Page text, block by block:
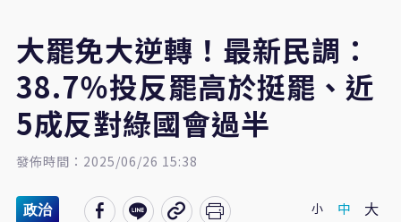
大罷免大逆轉！最新民調：
38.7％投反罷高於挺罷、近
5成反對綠國會過半
發佈時間：2025/06/26 15:38
政治 小 中 大